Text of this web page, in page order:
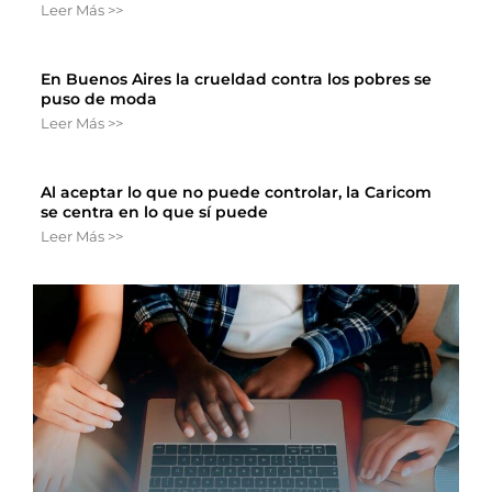
Leer Más >>
En Buenos Aires la crueldad contra los pobres se
puso de moda
Leer Más >>
Al aceptar lo que no puede controlar, la Caricom
se centra en lo que sí puede
Leer Más >>